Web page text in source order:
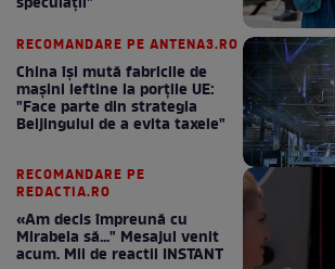
RECOMANDARE PE ANTENA3.RO
China își mută fabricile de
mașini ieftine la porțile UE:
"Face parte din strategia
Beijingului de a evita taxele"
RECOMANDARE PE
REDACTIA.RO
«Am decis împreună cu
Mirabela să..." Mesajul venit
acum. Mii de reactii INSTANT